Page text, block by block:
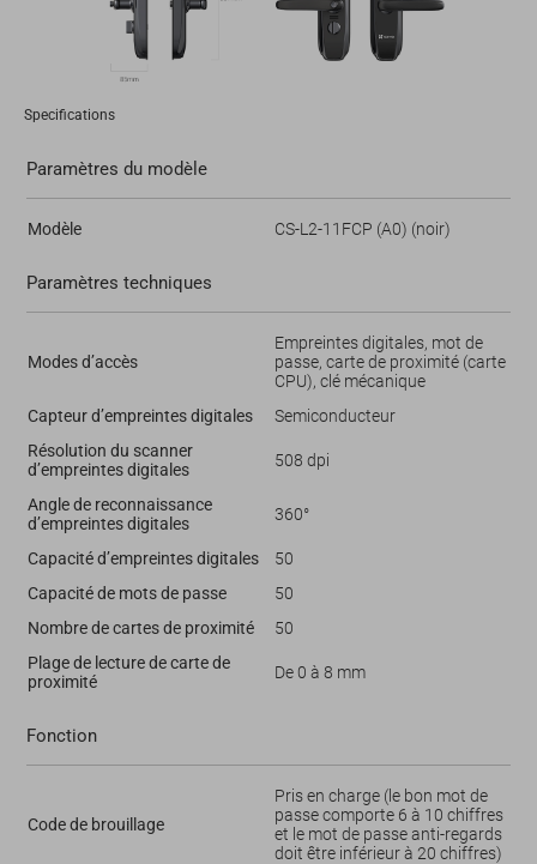
Specifications
Paramètres du modèle
Modèle CS-L2-11FCP (A0) (noir)
Paramètres techniques
Modes d’accès
Empreintes digitales, mot de
passe, carte de proximité (carte
CPU), clé mécanique
Capteur d’empreintes digitales
Semiconducteur
Résolution du scanner
d’empreintes digitales
508 dpi
Angle de reconnaissance
d’empreintes digitales
360°
Capacité d’empreintes digitales
50
Capacité de mots de passe
50
Nombre de cartes de proximité
50
Plage de lecture de carte de
proximité
De 0 à 8 mm
Fonction
Code de brouillage
Pris en charge (le bon mot de
passe comporte 6 à 10 chiffres
et le mot de passe anti-regards
doit être inférieur à 20 chiffres)